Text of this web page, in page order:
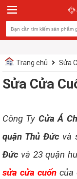
Trang chủ Sửa
Sửa Cửa
Công Ty Cửa Á
quận Thủ Đức và
Đức và 23 quận
sửa cửa cuốncủa